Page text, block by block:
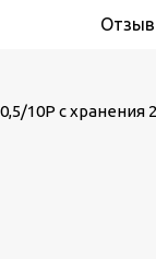
10Р с хранения